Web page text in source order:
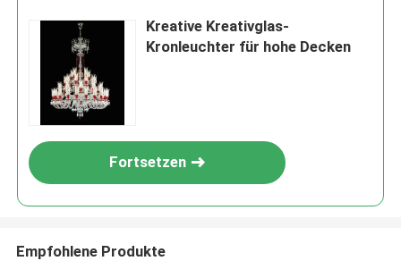
Kreative Kreativglas-
Kronleuchter für hohe Decken
Fortsetzen
Empfohlene Produkte